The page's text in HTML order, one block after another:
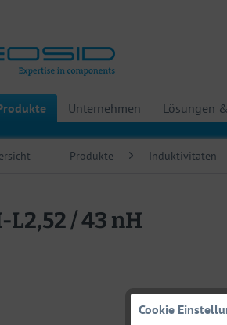
Unternehmen Lösungen
Produkte Induktivitäten
L2,52 / 43 nH
Cookie